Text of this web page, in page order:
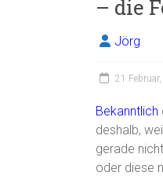
– die
Jörg
21
Bekanntlich
deshalb,
gerade
oder diese